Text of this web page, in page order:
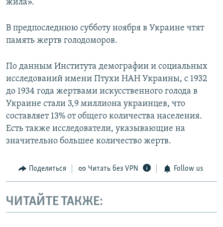
жила».
В предпоследнюю субботу ноября в Украине чтят
память жертв голодоморов.
По данным Института демографии и социальных
исследований имени Птухи НАН Украины, с 1932
до 1934 года жертвами искусственного голода в
Украине стали 3,9 миллиона украинцев, что
составляет 13% от общего количества населения.
Есть также исследователи, указывающие на
значительно большее количество жертв.
Поделиться Читать без VPN Follow us
ЧИТАЙТЕ ТАКЖЕ: